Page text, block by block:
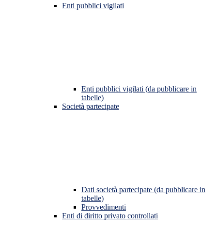
Enti pubblici vigilati
Enti pubblici vigilati (da pubblicare in
tabelle)
Società partecipate
Dati società partecipate (da pubblicare in
tabelle)
Provvedimenti
Enti di diritto privato controllati